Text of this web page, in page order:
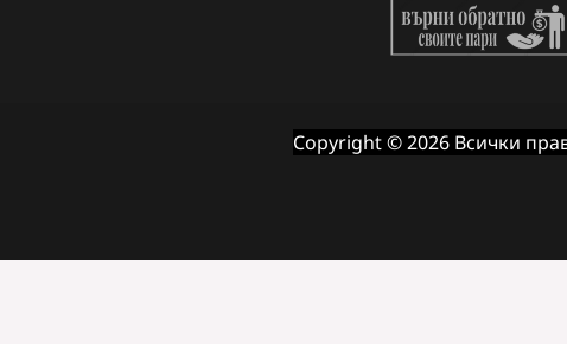
Copyright © 2026 Всички